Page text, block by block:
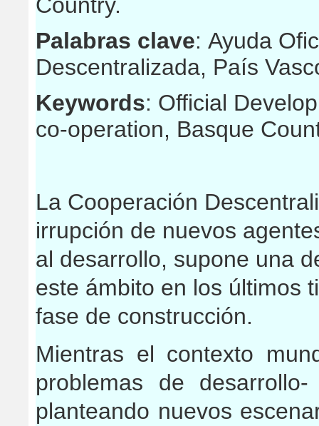
Palabras clave: Ayuda
Descentralizada, País
Keywords: Official
co-operation, Basque
La Cooperación
irrupción de nuevos
al desarrollo, supone una
este ámbito en los últimos
fase de construcción.
Mientras el contexto
problemas de
planteando nuevos